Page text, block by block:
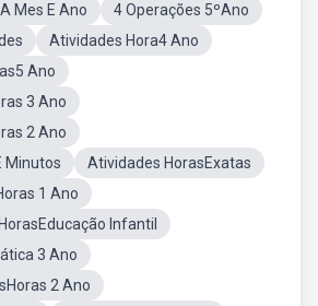
Mes E Ano
4 Operações 5ºAno
Atividades Hora4 Ano
Ano
3 Ano
2 Ano
Minutos
Atividades HorasExatas
1 Ano
Infantil
3 Ano
2 Ano